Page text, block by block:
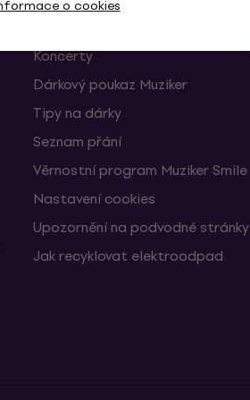
o cookies
Koncerty
Dárkový poukaz Muziker
Tipy na dárky
Seznam přání
Věrnostní program Muziker Smile
Nastavení cookies
Upozornění na podvodné stránky
Jak recyklovat elektroodpad